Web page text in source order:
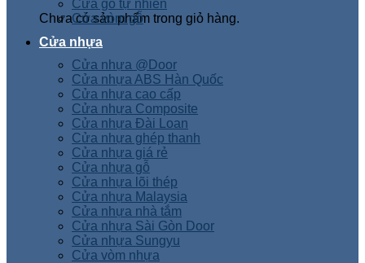
Chưa có sản phẩm trong giỏ hàng.
Cửa gỗ tự nhiên
Cửa vòm gỗ
Cửa nhựa
Cửa nhựa @Door
Cửa nhựa ABS Hàn Quốc
Cửa nhựa cao cấp
Cửa nhựa Composite
Cửa nhựa Đài Loan
Cửa nhựa ghép thanh
Cửa nhựa giá rẻ
Cửa nhựa gỗ
Cửa nhựa lõi thép
Cửa nhựa Malaysia
Cửa nhựa nhà tắm
Cửa nhựa Sài Gòn Door
Cửa nhựa Sungyu
Cửa vòm nhựa